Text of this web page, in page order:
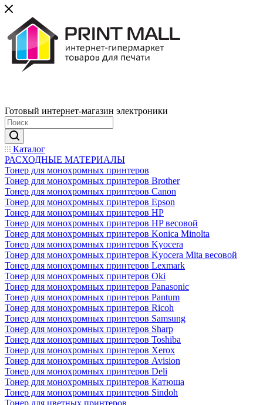
Готовый интернет-магазин электроники
Каталог
РАСХОДНЫЕ МАТЕРИАЛЫ
Тонер для монохромных принтеров
Тонер для монохромных принтеров Brother
Тонер для монохромных принтеров Canon
Тонер для монохромных принтеров Epson
Тонер для монохромных принтеров HP
Тонер для монохромных принтеров HP весовой
Тонер для монохромных принтеров Konica Minolta
Тонер для монохромных принтеров Kyocera
Тонер для монохромных принтеров Kyocera Mita весовой
Тонер для монохромных принтеров Lexmark
Тонер для монохромных принтеров Oki
Тонер для монохромных принтеров Panasonic
Тонер для монохромных принтеров Pantum
Тонер для монохромных принтеров Ricoh
Тонер для монохромных принтеров Samsung
Тонер для монохромных принтеров Sharp
Тонер для монохромных принтеров Toshiba
Тонер для монохромных принтеров Xerox
Тонер для монохромных принтеров Avision
Тонер для монохромных принтеров Deli
Тонер для монохромных принтеров Катюша
Тонер для монохромных принтеров Sindoh
Тонер для цветных принтеров